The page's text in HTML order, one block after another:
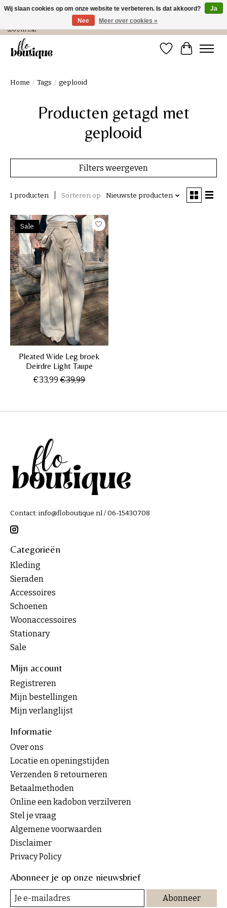
Verzending in NL € 4,99 en gratis bij een bestelling > € 100 of afhalen in de winkel
(Do t/m Za).
Verlanglijst
Home / Tags / geplooid
Producten getagd met
geplooid
Filters weergeven
1 producten Sorteren op Nieuwste producten
Sale
Pleated Wide Leg broek
Deirdre Light Taupe
€33,99 €39,99
Contact: info@floboutique.nl/ 06-15430708
Categorieën
Kleding
Sieraden
Accessoires
Schoenen
Woonaccessoires
Stationary
Sale
Mijn account
Registreren
Mijn bestellingen
Mijn verlanglijst
Informatie
Over ons
Locatie en openingstijden
Verzenden & retourneren
Betaalmethoden
Online een kadobon verzilveren
Stel je vraag
Algemene voorwaarden
Disclaimer
Privacy Policy
Abonneer je op onze nieuwsbrief
Abonneer
Wij slaan cookies op om onze website te verbeteren. Is dat akkoord?
Ja
Nee
Meer over cookies »